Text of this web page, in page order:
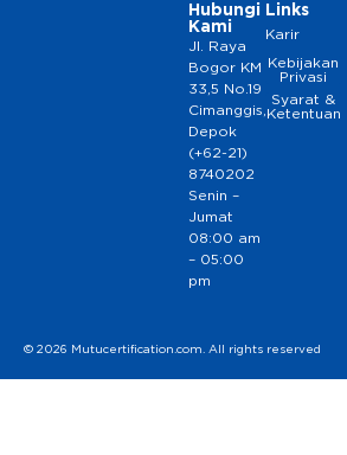
Hubungi
Kami
Jl. Raya
Bogor KM
33,5 No.19
Cimanggis,
Depok
(+62-21)
8740202
Senin –
Jumat
08:00 am
– 05:00
pm
Links
Karir
Kebijakan
Privasi
Syarat &
Ketentuan
© 2026 Mutucertification.com. All rights reserved